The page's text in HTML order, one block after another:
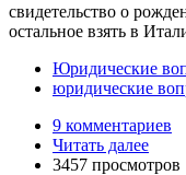
свидетельство о
остальное взять в
Юридические
юридические
9 комментариев
Читать далее
3457 просмотров